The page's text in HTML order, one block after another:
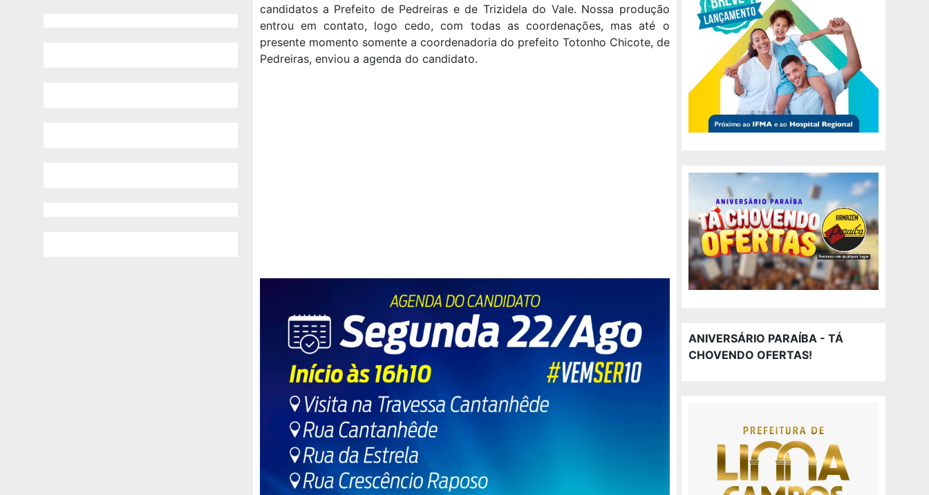
candidatos a Prefeito de Pedreiras e de Trizidela do Vale. Nossa produção
entrou em contato, logo cedo, com todas as coordenações, mas até o
presente momento somente a coordenadoria do prefeito Totonho Chicote, de
Pedreiras, enviou a agenda do candidato.
ANIVERSÁRIO PARAÍBA - TÁ
CHOVENDO OFERTAS!